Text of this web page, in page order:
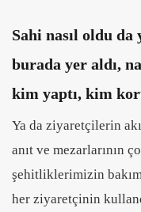
Sahi nasıl oldu da
burada yer aldı,
kim yaptı, kim
Ya da ziyaretçilerin
anıt ve mezarlarının
şehitliklerimizin
her ziyaretçinin